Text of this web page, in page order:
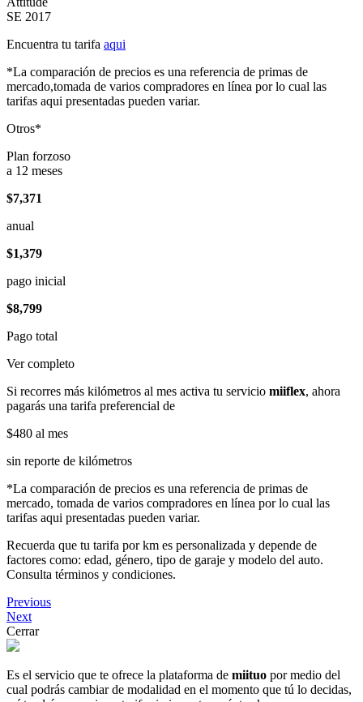
SE 2017
Encuentra tu tarifa aqui
*La comparación de precios es una referencia de primas de
mercado,tomada de varios compradores en línea por lo cual las
tarifas aqui presentadas pueden variar.
Otros*
Plan forzoso
a 12 meses
$7,371
anual
$1,379
pago inicial
$8,799
Pago total
Ver completo
Si recorres más kilómetros al mes activa tu servicio miiflex, ahora
pagarás una tarifa preferencial de
$480 al mes
sin reporte de kilómetros
*La comparación de precios es una referencia de primas de
mercado, tomada de varios compradores en línea por lo cual las
tarifas aqui presentadas pueden variar.
Recuerda que tu tarifa por km es personalizada y depende de
factores como: edad, género, tipo de garaje y modelo del auto.
Consulta términos y condiciones.
Previous
Next
Cerrar
Es el servicio que te ofrece la plataforma de miituo por medio del
cual podrás cambiar de modalidad en el momento que tú lo decidas,